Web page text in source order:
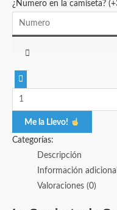
¿Numero en la camiseta? (+
Me la Llevo!
Categorías:
Descripción
Información adicional
Valoraciones (0)